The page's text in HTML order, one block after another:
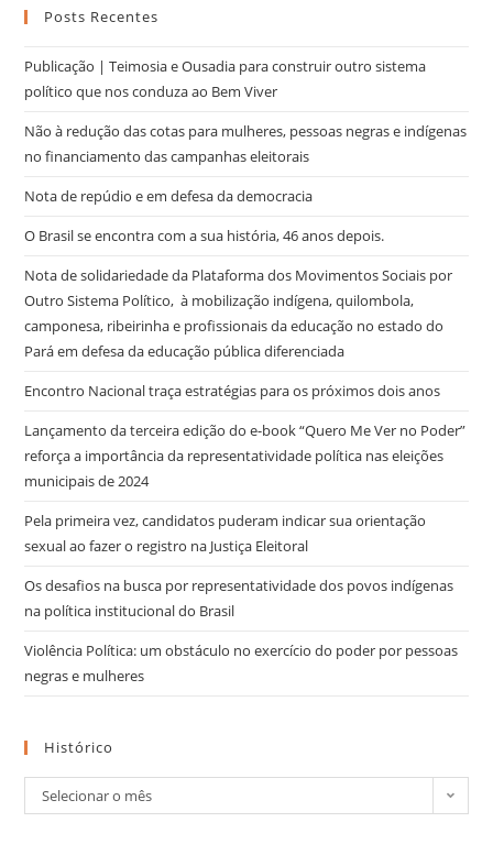
Posts Recentes
Publicação | Teimosia e Ousadia para construir outro sistema
político que nos conduza ao Bem Viver
Não à redução das cotas para mulheres, pessoas negras e indígenas
no financiamento das campanhas eleitorais
Nota de repúdio e em defesa da democracia
O Brasil se encontra com a sua história, 46 anos depois.
Nota de solidariedade da Plataforma dos Movimentos Sociais por
Outro Sistema Político, à mobilização indígena, quilombola,
camponesa, ribeirinha e profissionais da educação no estado do
Pará em defesa da educação pública diferenciada
Encontro Nacional traça estratégias para os próximos dois anos
Lançamento da terceira edição do e-book “Quero Me Ver no Poder”
reforça a importância da representatividade política nas eleições
municipais de 2024
Pela primeira vez, candidatos puderam indicar sua orientação
sexual ao fazer o registro na Justiça Eleitoral
Os desafios na busca por representatividade dos povos indígenas
na política institucional do Brasil
Violência Política: um obstáculo no exercício do poder por pessoas
negras e mulheres
Histórico
Selecionar o mês